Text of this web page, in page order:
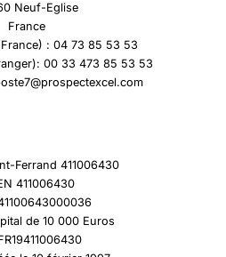
Neuf-Eglise
France
: 04 73 85 53 53
00 33 473 85 53 53
Ferrand 411006430
411006430
de 10 000 Euros